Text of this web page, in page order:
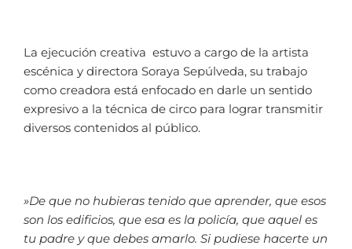
La ejecución creativa estuvo a cargo de la artista
escénica y directora Soraya Sepúlveda, su trabajo
como creadora está enfocado en darle un sentido
expresivo a la técnica de circo para lograr transmitir
diversos contenidos al público.
»De que no hubieras tenido que aprender, que esos
son los edificios, que esa es la policía, que aquel es
tu padre y que debes amarlo. Si pudiese hacerte un